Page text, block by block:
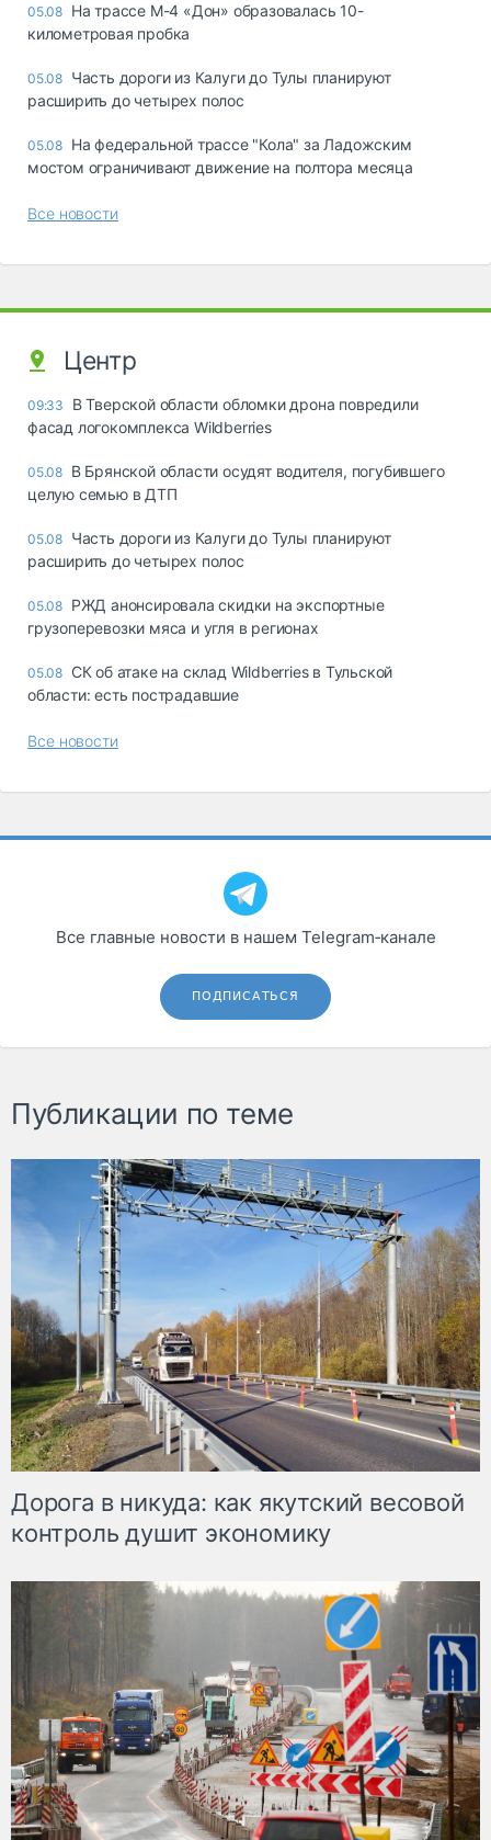
05.08 На трассе М-4 «Дон» образовалась 10-
километровая пробка
05.08 Часть дороги из Калуги до Тулы планируют
расширить до четырех полос
05.08 На федеральной трассе "Кола" за Ладожским
мостом ограничивают движение на полтора месяца
Все новости
Центр
09:33
В Тверской области обломки дрона повредили
фасад логокомплекса Wildberries
05.08 В Брянской области осудят водителя, погубившего
целую семью в ДТП
05.08 Часть дороги из Калуги до Тулы планируют
расширить до четырех полос
05.08 РЖД анонсировала скидки на экспортные
грузоперевозки мяса и угля в регионах
05.08 СК об атаке на склад Wildberries в Тульской
области: есть пострадавшие
Все новости
Все главные новости в нашем Telegram‑канале
ПОДПИСАТЬСЯ
Публикации по теме
Дорога в никуда: как якутский весовой
контроль душит экономику